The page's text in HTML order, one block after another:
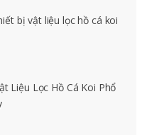
bị vật liệu lọc hồ cá koi
Liệu Lọc Hồ Cá Koi Phổ